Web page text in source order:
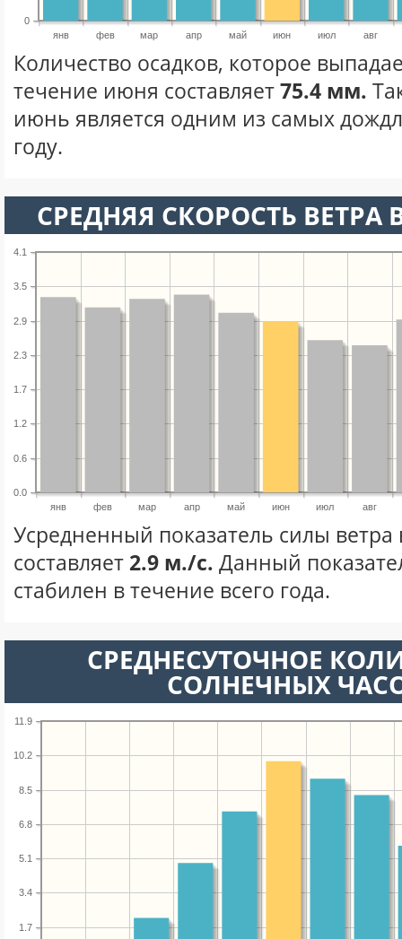
янв фев мар апр май июн июл авг
0
Количество осадков, которое
течение июня составляет75.4 мм.
июнь является одним из самых
году.
СРЕДНЯЯ СКОРОСТЬ
янв фев мар апр май июн июл авг
0.0
0.6
1.2
1.7
2.3
2.9
3.5
4.1
Усредненный показатель силы
составляет 2.9 м./с. Данный
стабилен в течение всего года.
СРЕДНЕСУТОЧНОЕ
СОЛНЕЧНЫХ
1.7
3.4
5.1
6.8
8.5
10.2
11.9